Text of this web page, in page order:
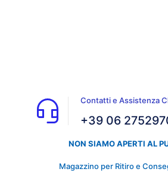
Contatti e Assistenza
+39 06
NON SIAMO APERTI AL
Magazzino per Ritiro e